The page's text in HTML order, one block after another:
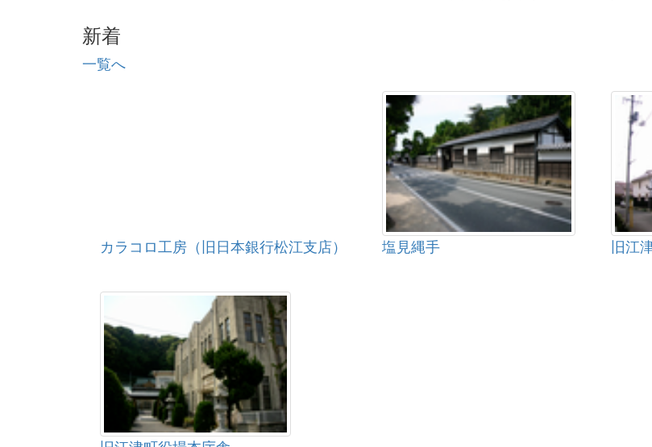
新着
一覧へ
カラコロ工房（旧日本銀行松江支店） 塩見縄手 旧江